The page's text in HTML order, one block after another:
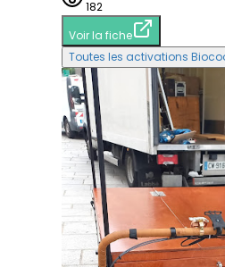
182
Voir la fiche
Toutes les